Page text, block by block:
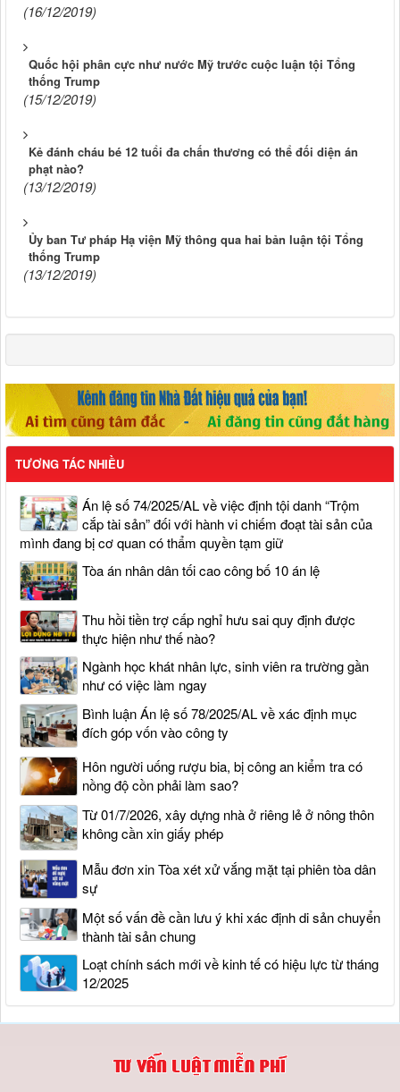
(16/12/2019)
Quốc hội phân cực như nước Mỹ trước cuộc luận tội Tổng
thống Trump
(15/12/2019)
Kẻ đánh cháu bé 12 tuổi đa chấn thương có thể đối diện án
phạt nào?
(13/12/2019)
Ủy ban Tư pháp Hạ viện Mỹ thông qua hai bản luận tội Tổng
thống Trump
(13/12/2019)
TƯƠNG TÁC NHIỀU
Án lệ số 74/2025/AL về việc định tội danh “Trộm
cắp tài sản” đối với hành vi chiếm đoạt tài sản của
mình đang bị cơ quan có thẩm quyền tạm giữ
Tòa án nhân dân tối cao công bố 10 án lệ
Thu hồi tiền trợ cấp nghỉ hưu sai quy định được
thực hiện như thế nào?
Ngành học khát nhân lực, sinh viên ra trường gần
như có việc làm ngay
Bình luận Án lệ số 78/2025/AL về xác định mục
đích góp vốn vào công ty
Hôn người uống rượu bia, bị công an kiểm tra có
nồng độ cồn phải làm sao?
Từ 01/7/2026, xây dựng nhà ở riêng lẻ ở nông thôn
không cần xin giấy phép
Mẫu đơn xin Tòa xét xử vắng mặt tại phiên tòa dân
sự
Một số vấn đề cần lưu ý khi xác định di sản chuyển
thành tài sản chung
Loạt chính sách mới về kinh tế có hiệu lực từ tháng
12/2025